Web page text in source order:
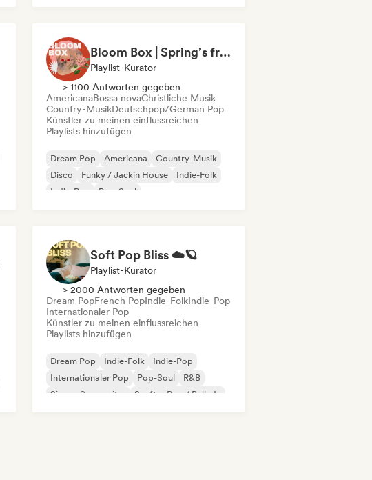
Bloom Box | Spring’s freshest tracks
Playlist-Kurator
> 1100 Antworten gegeben
AmericanaBossa novaChristliche Musik
Country-MusikDeutschpop/German Pop
Künstler zu meinen einflussreichen
Playlists hinzufügen
Dream Pop Americana
Country-Musik
Disco
Funky / Jackin House
Indie-Folk
Indie-Pop
Pop-Soul
Soft Pop Bliss ☁️🪐
Playlist-Kurator
> 2000 Antworten gegeben
Dream PopFrench PopIndie-FolkIndie-Pop
Internationaler Pop
Künstler zu meinen einflussreichen
Playlists hinzufügen
Dream Pop Indie-Folk
Indie-Pop
Internationaler Pop
Pop-Soul
R&B
Singer-Songwriter
Sanfter Pop / Ballade